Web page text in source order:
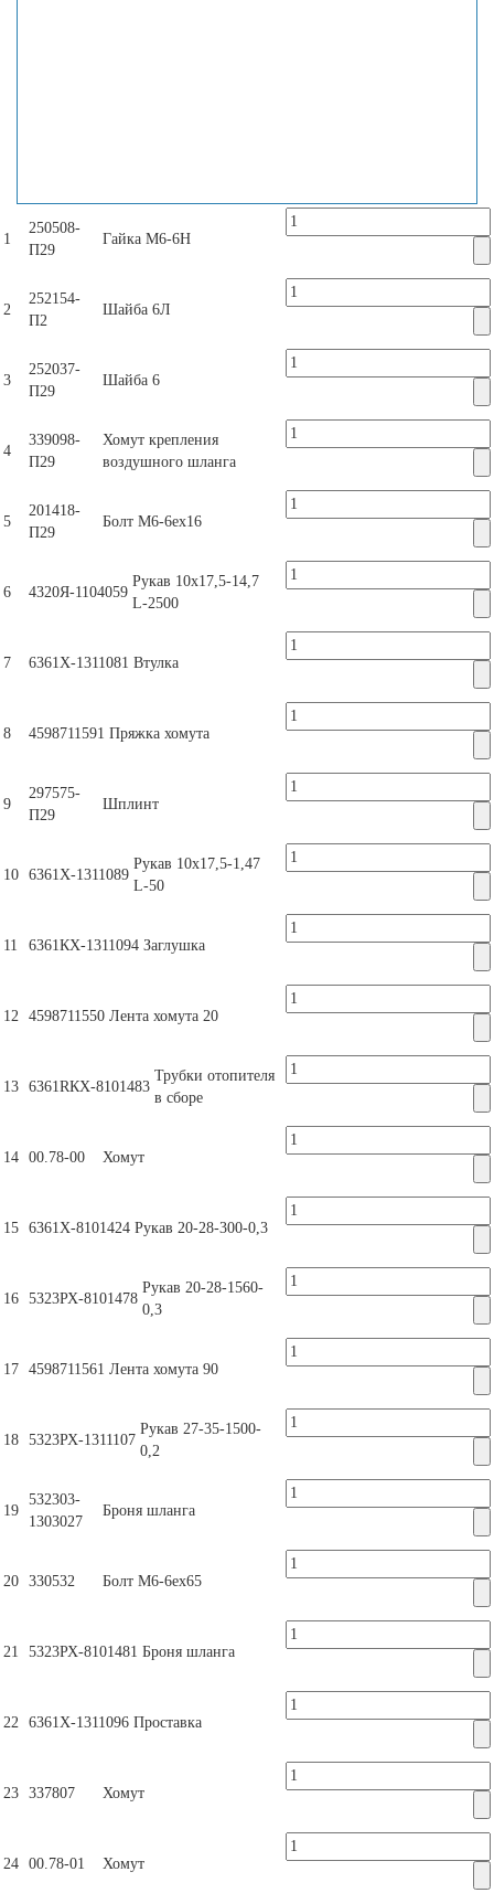
1
250508-
П29
Гайка М6-6Н
2
252154-
П2
Шайба 6Л
3
252037-
П29
Шайба 6
4
339098-
П29
Хомут крепления
воздушного шланга
5
201418-
П29
Болт М6-6ех16
6 4320Я-1104059
Рукав 10х17,5-14,7
L-2500
7 6361Х-1311081 Втулка
8 4598711591 Пряжка хомута
9
297575-
П29
Шплинт
10 6361Х-1311089
Рукав 10х17,5-1,47
L-50
11 6361КХ-1311094 Заглушка
12 4598711550 Лента хомута 20
13 6361RКХ-8101483
Трубки отопителя
в сборе
14 00.78-00 Хомут
15 6361Х-8101424 Рукав 20-28-300-0,3
16 5323РХ-8101478
Рукав 20-28-1560-
0,3
17 4598711561 Лента хомута 90
18 5323РХ-1311107
Рукав 27-35-1500-
0,2
19
532303-
1303027
Броня шланга
20 330532 Болт М6-6ех65
21 5323РХ-8101481 Броня шланга
22 6361Х-1311096 Проставка
23 337807 Хомут
24 00.78-01 Хомут